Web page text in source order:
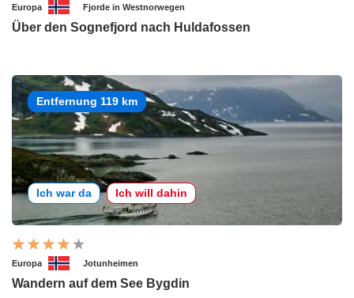
Europa Fjorde in Westnorwegen
Über den Sognefjord nach Huldafossen
Entfernung 119 km
Ich war da Ich will dahin
Europa Jotunheimen
Wandern auf dem See Bygdin